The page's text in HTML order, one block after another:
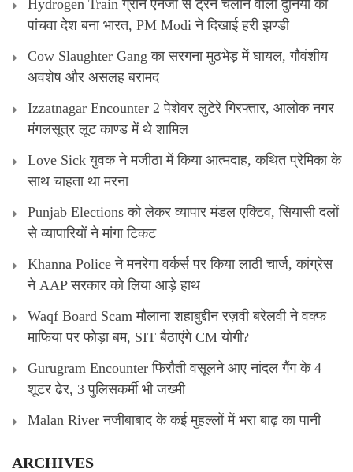
Hydrogen Train ग्रीन एनर्जी से ट्रेन चलाने वाला दुनिया का
पांचवा देश बना भारत, PM Modi ने दिखाई हरी झण्डी
Cow Slaughter Gang का सरगना मुठभेड़ में घायल, गौवंशीय
अवशेष और असलह बरामद
Izzatnagar Encounter 2 पेशेवर लुटेरे गिरफ्तार, आलोक नगर
मंगलसूत्र लूट काण्‍ड में थे शामिल
Love Sick युवक ने मजीठा में किया आत्मदाह, कथित प्रेमिका के
साथ चाहता था मरना
Punjab Elections को लेकर व्यापार मंडल एक्टिव, सियासी दलों
से व्यापारियों ने मांगा टिकट
Khanna Police ने मनरेगा वर्कर्स पर किया लाठी चार्ज, कांग्रेस
ने AAP सरकार को लिया आड़े हाथ
Waqf Board Scam मौलाना शहाबुद्दीन रज़वी बरेलवी ने वक्फ
माफिया पर फोड़ा बम, SIT बैठाएंगे CM योगी?
Gurugram Encounter फिरौती वसूलने आए नांदल गैंग के 4
शूटर ढेर, 3 पुलिसकर्मी भी जख्मी
Malan River नजीबाबाद के कई मुहल्लों में भरा बाढ़ का पानी
ARCHIVES